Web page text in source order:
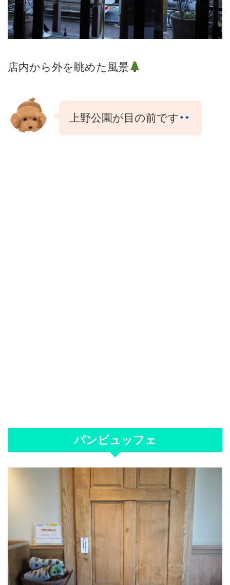
店内から外を眺めた風景
上野公園が目の前です
パンビュッフェ